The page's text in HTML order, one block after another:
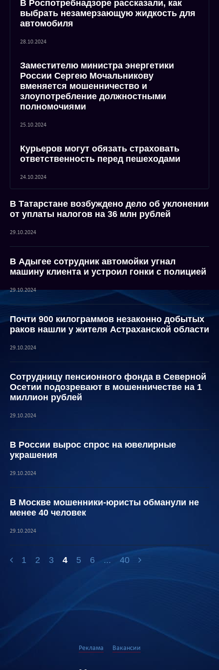
В Роспотребнадзоре рассказали, как
выбрать незамерзающую жидкость для
автомобиля
28.10.2024
Заместителю министра энергетики
России Сергею Мочальникову
вменяется мошенничество и
злоупотребление должностными
полномочиями
25.10.2024
Курьеров могут обязать страховать
ответственность перед пешеходами
24.10.2024
В Татарстане возбуждено дело об уклонении
от уплаты налогов на 36 млн рублей
29.10.2024
В Адыгее сотрудник автомойки угнал
машину клиента и устроил гонки с полицией
29.10.2024
Почти 900 килограммов незаконно добытых
раков нашли у жителя Астраханской области
29.10.2024
Сотрудницу пенсионного фонда в Северной
Осетии подозревают в мошенничестве на 1
миллион рублей
29.10.2024
В России вырос спрос на ювелирные
украшения
29.10.2024
В Москве мошенники-юристы обманули не
менее 40 человек
29.10.2024
1 2 3 4 5 6 ... 40
Реклама Вакансии